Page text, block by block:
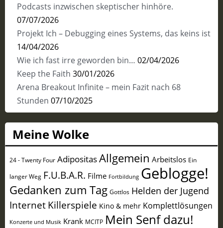
Podcasts inzwischen skeptischer hinhöre.
07/07/2026
Projekt Ich – Debugging eines Systems, das keins ist
14/04/2026
Wie ich fast irre geworden bin… 02/04/2026
Keep the Faith 30/01/2026
Arena Breakout Infinite – mein Fazit nach 68
Stunden 07/10/2025
Meine Wolke
24 - Twenty Four AdipositasAllgemein Arbeitslos Ein
langer Weg F.U.B.A.R. Filme Fortbildung Geblogge!
Gedanken zum Tag Gottlos Helden der Jugend
Internet Killerspiele Kino & mehr Komplettlösungen
Konzerte und Musik Krank MCITP Mein Senf dazu!